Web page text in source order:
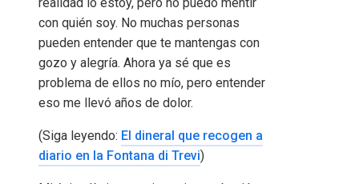
con quién soy. No muchas personas
pueden entender que te mantengas con
gozo y alegría. Ahora ya sé que es
problema de ellos no mío, pero entender
eso me llevó años de dolor.
(Siga leyendo: El dineral que recogen a
diario en la Fontana di Trevi)